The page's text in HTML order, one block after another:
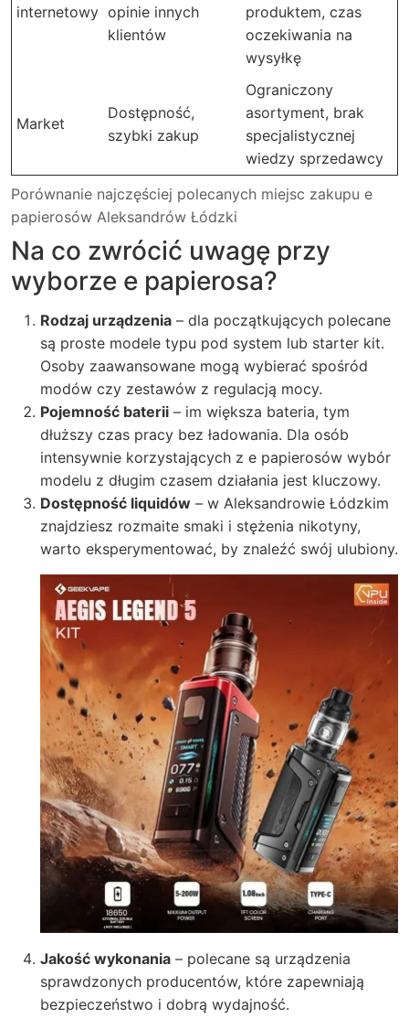
Porównanie najczęściej polecanych miejsc zakupu e
papierosów Aleksandrów Łódzki
internetowy opinie innych
klientów
produktem, czas
oczekiwania na
wysyłkę
Market
Dostępność,
szybki zakup
Ograniczony
asortyment, brak
specjalistycznej
wiedzy sprzedawcy
Na co zwrócić uwagę przy
wyborze e papierosa?
Rodzaj urządzenia – dla początkujących polecane
są proste modele typu pod system lub starter kit.
Osoby zaawansowane mogą wybierać spośród
modów czy zestawów z regulacją mocy.
Pojemność baterii – im większa bateria, tym
dłuższy czas pracy bez ładowania. Dla osób
intensywnie korzystających z e papierosów wybór
modelu z długim czasem działania jest kluczowy.
Dostępność liquidów – w Aleksandrowie Łódzkim
znajdziesz rozmaite smaki i stężenia nikotyny,
warto eksperymentować, by znaleźć swój ulubiony.
Jakość wykonania – polecane są urządzenia
sprawdzonych producentów, które zapewniają
bezpieczeństwo i dobrą wydajność.